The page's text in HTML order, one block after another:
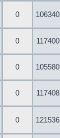
0 106340
0 117400
0 105580
0 117408
0 121536